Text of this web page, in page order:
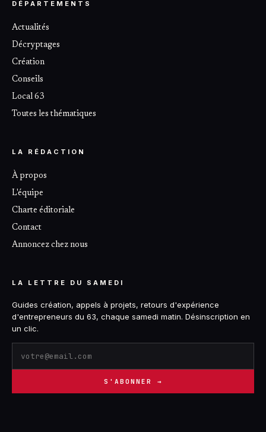
DÉPARTEMENTS
Actualités
Décryptages
Création
Conseils
Local 63
Toutes les thématiques
LA RÉDACTION
À propos
L'équipe
Charte éditoriale
Contact
Annoncez chez nous
LA LETTRE DU SAMEDI
Guides création, appels à projets, retours d'expérience
d'entrepreneurs du 63, chaque samedi matin. Désinscription en
un clic.
S'ABONNER →